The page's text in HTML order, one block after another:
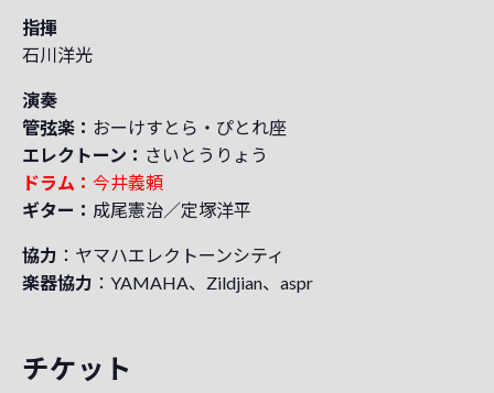
指揮
石川洋光
演奏
管弦楽： おーけすとら・ぴとれ座
エレクトーン： さいとうりょう
ドラム： 今井義頼
ギター： 成尾憲治／定塚洋平
協力 ：ヤマハエレクトーンシティ
楽器協力 ：YAMAHA、Zildjian、aspr
チケット